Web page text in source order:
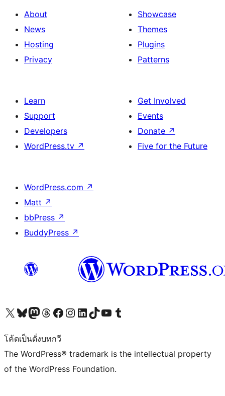
About
News
Hosting
Privacy
Showcase
Themes
Plugins
Patterns
Learn
Support
Developers
WordPress.tv ↗
Get Involved
Events
Donate ↗
Five for the Future
WordPress.com ↗
Matt ↗
bbPress ↗
BuddyPress ↗
Visit our X (formerly Twitter) account
Visit our Bluesky account
Visit our Mastodon account
Visit our Threads account
Visit our Facebook page
Visit our Instagram account
Visit our LinkedIn account
Visit our TikTok account
Visit our YouTube channel
Visit our Tumblr account
โค้ดเป็นดั่งบทกวี
The WordPress® trademark is the intellectual property
of the WordPress Foundation.